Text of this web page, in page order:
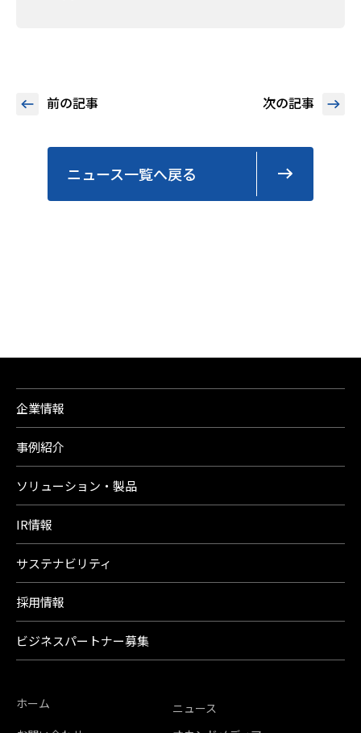
前の記事 次の記事
ニュース一覧へ戻る
企業情報
事例紹介
ソリューション・製品
IR情報
サステナビリティ
採用情報
ビジネスパートナー募集
ホーム
ニュース